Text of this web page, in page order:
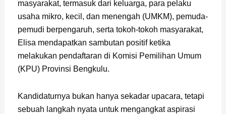
masyarakat, termasuk dari keluarga, para pelaku
usaha mikro, kecil, dan menengah (UMKM), pemuda-
pemudi berpengaruh, serta tokoh-tokoh masyarakat,
Elisa mendapatkan sambutan positif ketika
melakukan pendaftaran di Komisi Pemilihan Umum
(KPU) Provinsi Bengkulu.
Kandidaturnya bukan hanya sekadar upacara, tetapi
sebuah langkah nyata untuk mengangkat aspirasi